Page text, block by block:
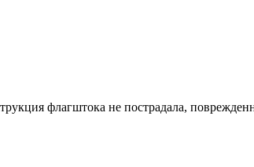
флагштока не пострадала,